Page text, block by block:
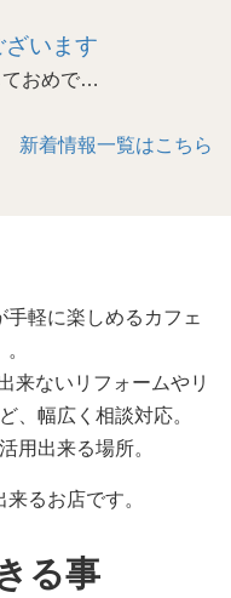
います
おめで…
新着情報一覧はこちら
軽に楽しめるカフェ
来ないリフォームやリ
、幅広く相談対応。
用出来る場所。
るお店です。
る事